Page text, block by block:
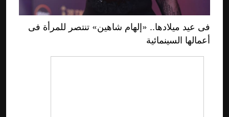
فى عيد ميلادها.. «إلهام شاهين» تنتصر للمرأة فى
أعمالها السينمائية